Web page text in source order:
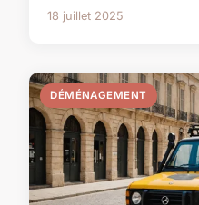
18 juillet 2025
DÉMÉNAGEMENT